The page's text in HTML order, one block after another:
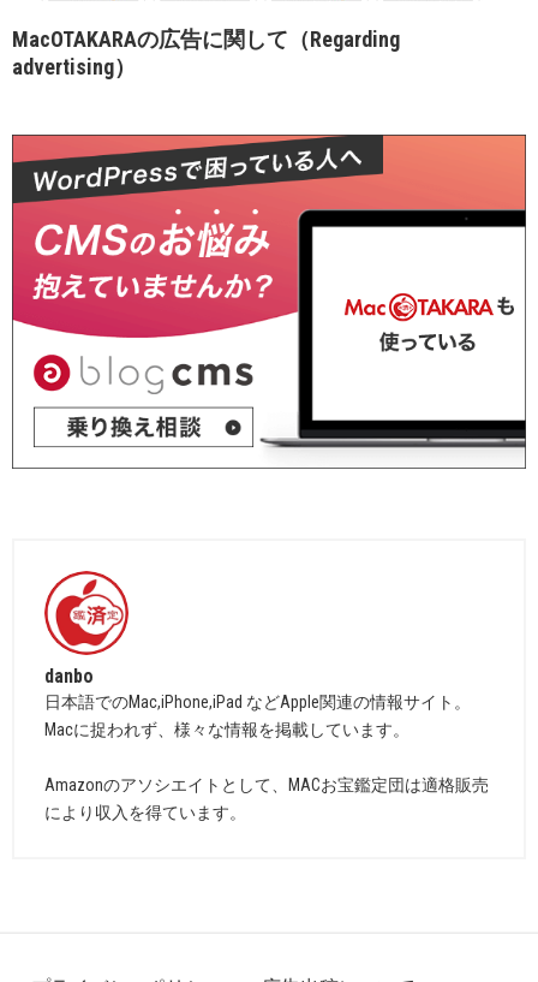
MacOTAKARAの広告に関して（Regarding
advertising）
danbo
日本語でのMac,iPhone,iPad などApple関連の情報サイト。
Macに捉われず、様々な情報を掲載しています。
Amazonのアソシエイトとして、MACお宝鑑定団は適格販売
により収入を得ています。